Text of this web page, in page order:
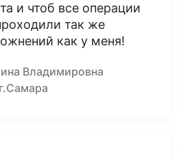
и чтоб все операции
так же
как у меня!
Владимировна